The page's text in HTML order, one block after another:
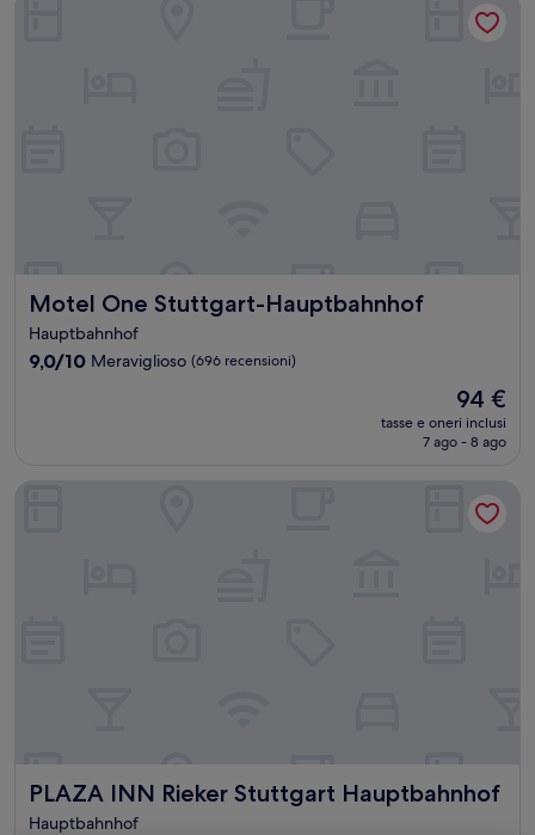
Motel One Stuttgart-Hauptbahnhof
Motel One Stuttgart-Hauptbahnhof
Hauptbahnhof
9.0
9,0/10 Meraviglioso (696 recensioni)
Il
prezzo
attuale
94 €
tasse e oneri inclusi
7 ago - 8 ago
PLAZA INN Rieker Stuttgart Hauptbahnhof
PLAZA INN Rieker Stuttgart Hauptbahnhof
Hauptbahnhof
PLAZA INN Rieker Stuttgart Hauptbahnhof